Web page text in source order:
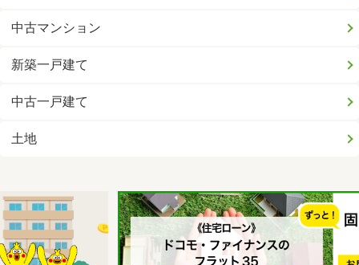
中古マンション
新築一戸建て
中古一戸建て
土地